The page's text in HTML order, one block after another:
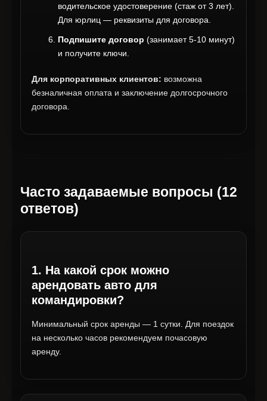
водительское удостоверение (стаж от 3 лет).
Для юрлиц — реквизиты для договора.
Подпишите договор (занимает 5-10 минут)
и получите ключи.
Для корпоративных клиентов: возможна
безналичная оплата и заключение долгосрочного
договора.
Часто задаваемые вопросы (12
ответов)
1. На какой срок можно
арендовать авто для
командировки?
Минимальный срок аренды — 1 сутки. Для поездок
на несколько часов рекомендуем почасовую
аренду.